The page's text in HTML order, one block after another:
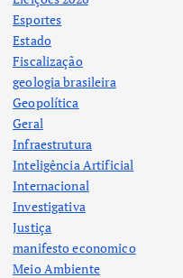
Esportes
Estado
Fiscalização
geologia brasileira
Geopolítica
Geral
Infraestrutura
Inteligência Artificial
Internacional
Investigativa
Justiça
manifesto economico
Meio Ambiente